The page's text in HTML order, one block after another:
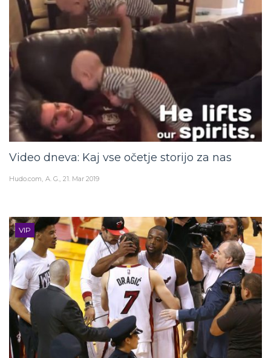
Video dneva: Kaj vse očetje storijo za nas
Hudo.com A. G. 21. Mar 2019
VIP